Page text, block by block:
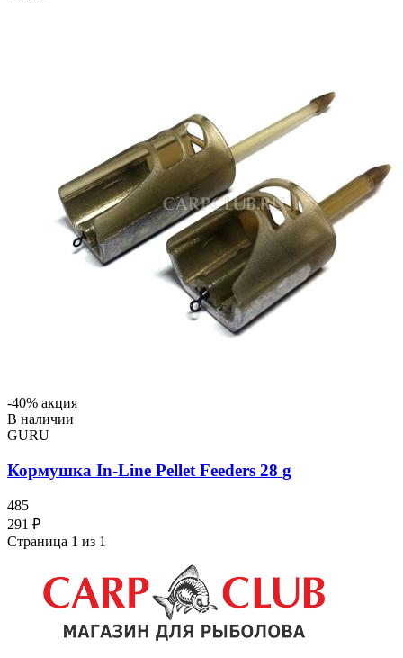
-40% акция
В наличии
GURU
Кормушка In-Line Pellet Feeders 28 g
485
291 ₽
Страница 1 из 1